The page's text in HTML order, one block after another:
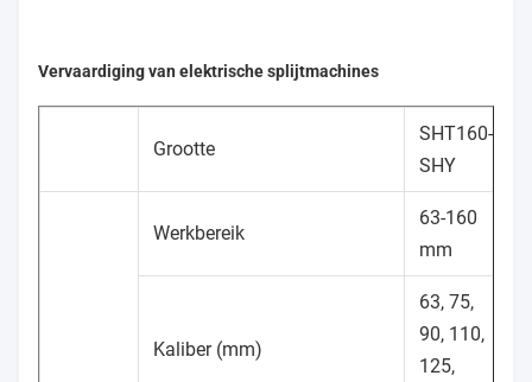
Vervaardiging van elektrische splijtmachines
Grootte
SHT160-
SHY
Werkbereik
63-160
mm
Kaliber (mm)
63, 75,
90, 110,
125,